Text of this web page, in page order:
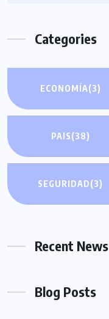
Categories
ECONOMÍA(3)
PAIS(38)
SEGURIDAD(3)
Recent News
Blog Posts